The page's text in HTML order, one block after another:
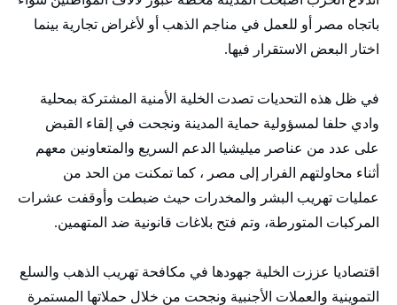
باتجاه مصر أو للعمل في مناجم الذهب أو لأغراض تجارية بينما
اختار البعض الاستقرار فيها.
في ظل هذه التحديات تصدت الخلية الأمنية المشتركة بمحلية
وادي حلفا لمسؤولية حماية المدينة ونجحت في إلقاء القبض
على عدد من عناصر ميليشيا الدعم السريع والمتعاونين معهم
أثناء محاولتهم الفرار إلى مصر ، كما تمكنت من الحد من
عمليات تهريب البشر والمخدرات حيث ضبطت وأوقفت عشرات
المركبات المتورطة، وتم فتح بلاغات قانونية ضد المتهمين.
اقتصاديا عززت الخلية جهودها في مكافحة تهريب الذهب والسلع
التموينية والعملات الأجنبية ونجحت من خلال حملاتها المستمرة